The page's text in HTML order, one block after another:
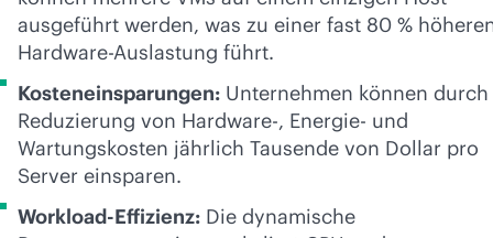
ausgeführt werden, was zu einer fast 80 %
Hardware-Auslastung führt.
Kosteneinsparungen: Unternehmen können
Reduzierung von Hardware-, Energie- und
Wartungskosten jährlich Tausende von Dollar pro
Server einsparen.
Workload-Effizienz: Die dynamische